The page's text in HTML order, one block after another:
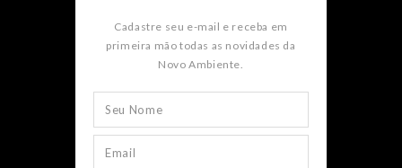
novidades e promoções.
Cadastre seu e-mail e receba em
primeira mão todas as novidades da
Novo Ambiente.